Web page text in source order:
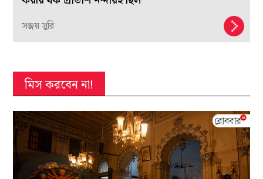
সঞ্জয় সুরি
মিস করবেন না!